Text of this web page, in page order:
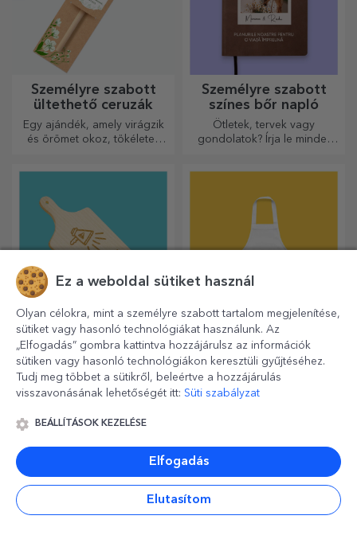
Személyre szabott
ültethető ceruzák
Egy ajándék, amely virágzik
és örömet okoz, tökéletes
Személyre szabott
színes bőr napló
Ötletek, tervek vagy
gondolatok? Írja le mindet
Személyre szabott
motorok
Hasznos és egyedi
kialakítású, gravírozott
konyhában elkészített
Gyerekeknek készült,
személyre szabott
rövidnadrágok
A kis szakácsok finom
ételeket főznek! Válasszon
Ez a weboldal sütiket használ
Olyan célokra, mint a személyre szabott tartalom megjelenítése,
sütiket vagy hasonló technológiákat használunk. Az
„Elfogadás” gombra kattintva hozzájárulsz az információk
sütiken vagy hasonló technológiákon keresztüli gyűjtéséhez.
Tudj meg többet a sütikről, beleértve a hozzájárulás
visszavonásának lehetőségét itt: Süti szabályzat
BEÁLLÍTÁSOK KEZELÉSE
Elfogadás
Elutasítom